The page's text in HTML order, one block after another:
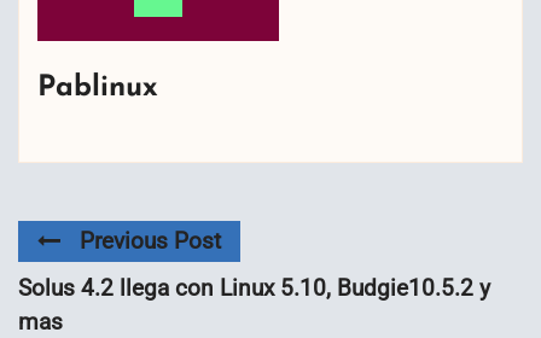
Pablinux
Previous Post
Solus 4.2 llega con Linux 5.10, Budgie10.5.2 y
mas